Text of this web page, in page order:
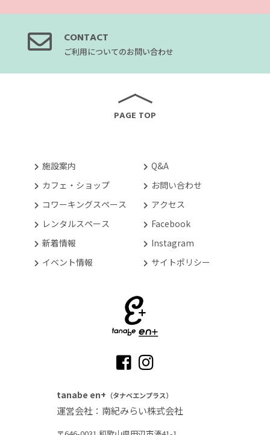
PAGE TOP
CONTACT
ご利用についてのお問い合わせ
tanabe en+ （タナベエンプラス）
運営会社：南紀みらい株式会社
施設案内
カフェ・ショップ
コワーキングスペース
レンタルスペース
新着情報
イベント情報
Q&A
お問い合わせ
アクセス
Facebook
Instagram
サイトポリシー